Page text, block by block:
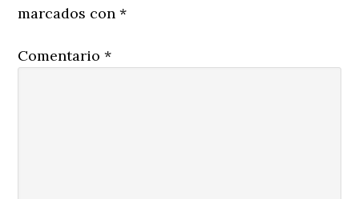
marcados con*
Comentario*